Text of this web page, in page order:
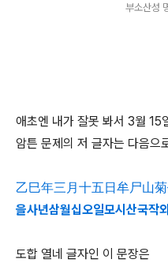
부소산성
애초엔 내가 잘못 봐서 3월 15
암튼 문제의 저 글자는 다음으
乙巳年三月十五日牟尸山
을사년삼월십오일모시산국작
도합 열네 글자인 이 문장은